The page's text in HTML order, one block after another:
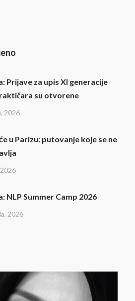
Prijave za upis XI generacije
su otvorene
2026
u Parizu: putovanje koje se ne
NLP Summer Camp 2026
2026